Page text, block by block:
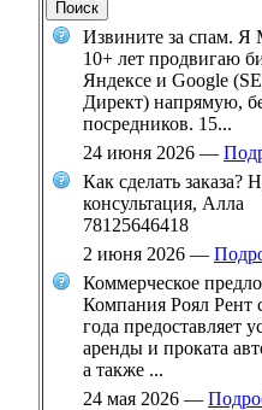
Извините за спам. Я
10+ лет продвигаю
Яндексе и Google
Директ) напрямую,
посредников. 15...
24 июня 2026 —
Как сделать заказа?
консультация, Алла
78125646418
2 июня 2026 —
Коммерческое
Компания Роял Рент
года предоставляет
аренды и проката
а также ...
24 мая 2026 —